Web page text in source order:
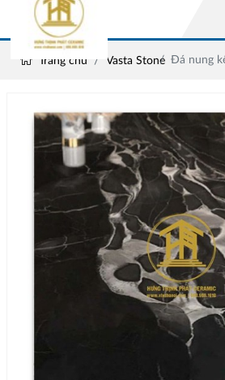
Trang chủ Vasta Stone Đá nung